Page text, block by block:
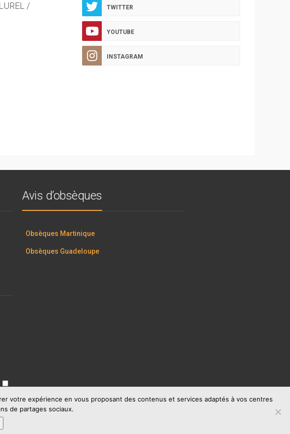
/
TWITTER
YOUTUBE
INSTAGRAM
Avis d’obsèques
Obsèques Martinique
Obsèques Guadeloupe
votre expérience en vous proposant des contenus et services adaptés à vos centres
de partages sociaux.